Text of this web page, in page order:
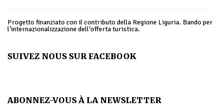
Progetto finanziato con il contributo della Regione Liguria. Bando per
l’internazionalizzazione dell’offerta turistica.
SUIVEZ NOUS SUR FACEBOOK
ABONNEZ-VOUS À LA NEWSLETTER